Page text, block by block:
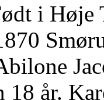
i Høje
18 år.